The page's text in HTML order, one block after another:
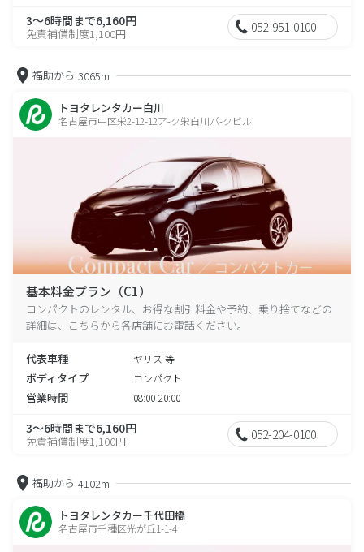
3～6時間まで6,160円
免責補償制度1,100円 052-951-0100
福助から 3065m
トヨタレンタカー白川
名古屋市中区栄2-12-12ア-ク栄白川パ-クビル
基本料金プラン（C1）
コンパクトのレンタル、お得な割引料金や予約、乗り捨てなどの
詳細は、こちらから各店舗にお電話ください。
代表車種 ヤリス 等
ボディタイプ コンパクト
営業時間 08:00-20:00
3～6時間まで6,160円
免責補償制度1,100円 052-204-0100
福助から 4102m
トヨタレンタカー千代田橋
名古屋市千種区光が丘1-1-4